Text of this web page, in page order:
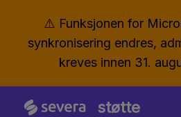
⚠️ Funksjonen for
synkronisering endres,
kreves innen 31.
støtte